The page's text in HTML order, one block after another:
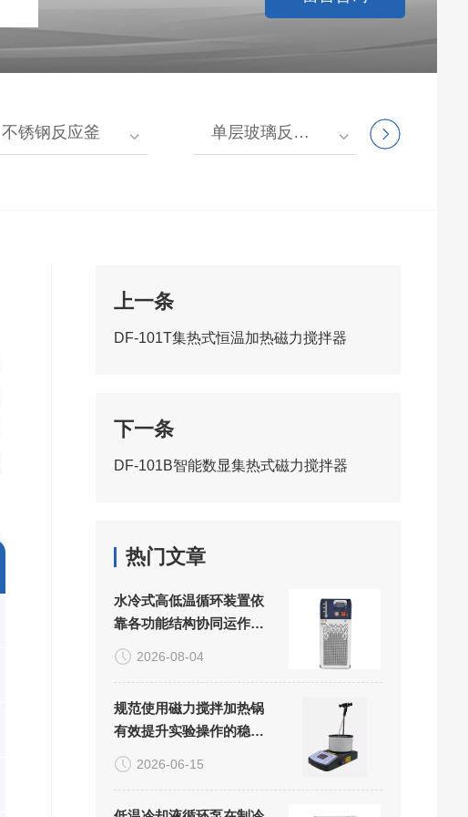
不锈钢反应釜 单层玻璃反应釜
上一条
DF-101T集热式恒温加热磁力搅拌器
下一条
DF-101B智能数显集热式磁力搅拌器
热门文章
水冷式高低温循环装置依
靠各功能结构协同运作适
配多场景精密控温需求
2026-08-04
规范使用磁力搅拌加热锅
有效提升实验操作的稳定
性与精准度
2026-06-15